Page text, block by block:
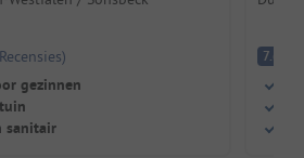
Recensies)
gezinnen
sanitair
7.6